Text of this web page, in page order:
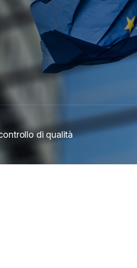
di qualità